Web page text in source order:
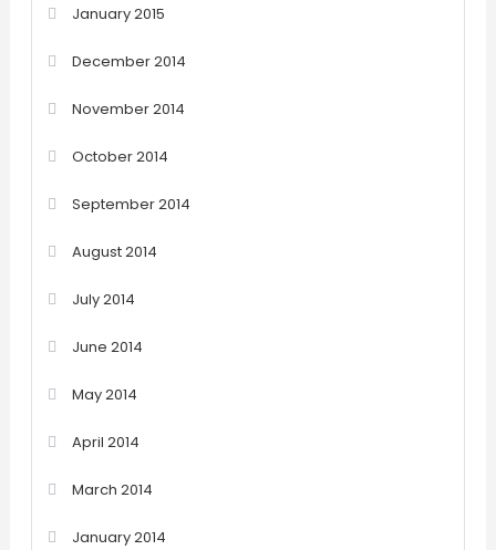
January 2015
December 2014
November 2014
October 2014
September 2014
August 2014
July 2014
June 2014
May 2014
April 2014
March 2014
January 2014